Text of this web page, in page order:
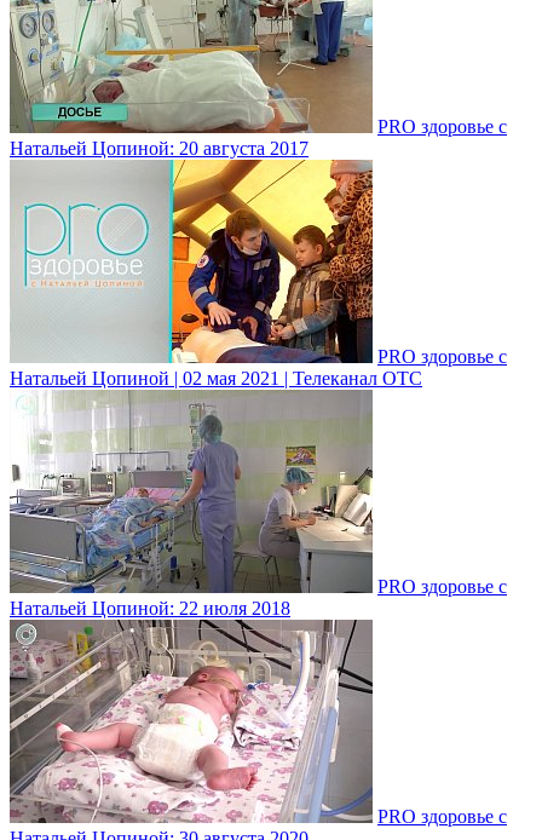
PRO здоровье с
Натальей Цопиной: 20 августа 2017
PRO здоровье с
Натальей Цопиной | 02 мая 2021 | Телеканал ОТС
PRO здоровье с
Натальей Цопиной: 22 июля 2018
PRO здоровье с